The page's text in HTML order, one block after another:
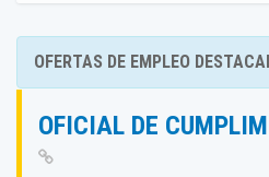
OFERTAS DE EMPLEO
OFICIAL DE